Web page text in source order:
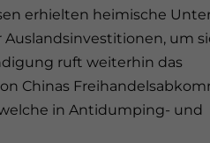
erhielten heimische
um
ruft weiterhin das
Chinas
in Antidumping- und